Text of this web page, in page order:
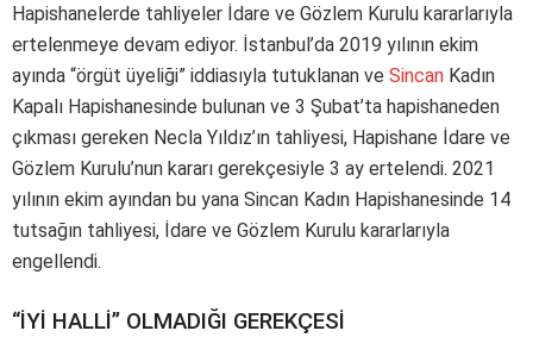
Hapishanelerde tahliyeler İdare ve Gözlem Kurulu kararlarıyla
ertelenmeye devam ediyor. İstanbul’da 2019 yılının ekim
ayında “örgüt üyeliği” iddiasıyla tutuklanan ve Sincan Kadın
Kapalı Hapishanesinde bulunan ve 3 Şubat’ta hapishaneden
çıkması gereken Necla Yıldız’ın tahliyesi, Hapishane İdare ve
Gözlem Kurulu’nun kararı gerekçesiyle 3 ay ertelendi. 2021
yılının ekim ayından bu yana Sincan Kadın Hapishanesinde 14
tutsağın tahliyesi, İdare ve Gözlem Kurulu kararlarıyla
engellendi.
“İYİ HALLİ” OLMADIĞI GEREKÇESİ